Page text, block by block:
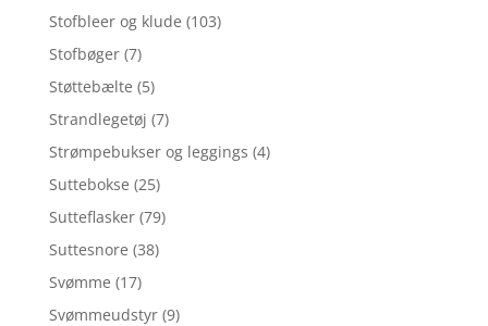
Stofbleer og klude (103)
Stofbøger (7)
Støttebælte (5)
Strandlegetøj (7)
Strømpebukser og leggings (4)
Suttebokse (25)
Sutteflasker (79)
Suttesnore (38)
Svømme (17)
Svømmeudstyr (9)